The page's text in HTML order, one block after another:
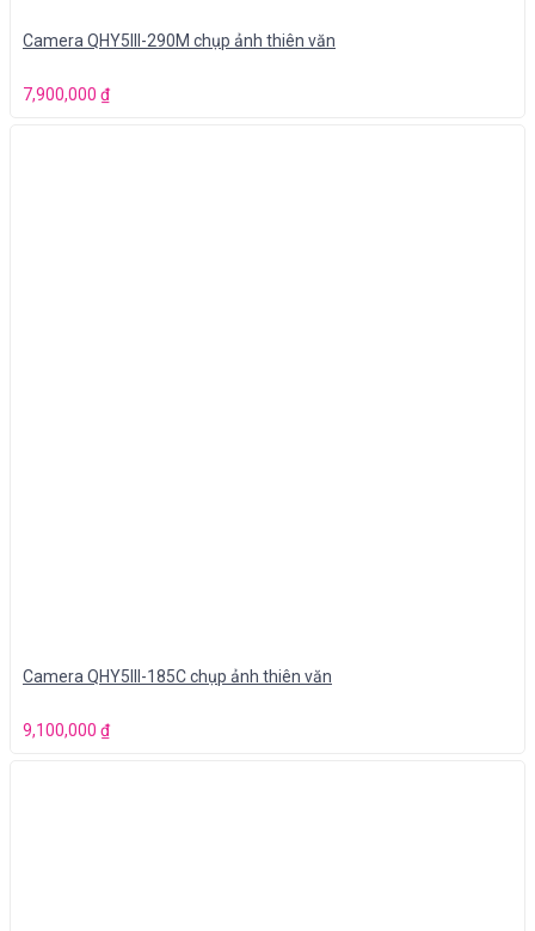
Camera QHY5III-290M chụp ảnh thiên văn
7,900,000 ₫
Camera QHY5III-185C chụp ảnh thiên văn
9,100,000 ₫